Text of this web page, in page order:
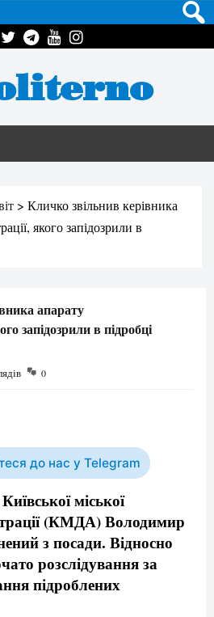
> Кличко звільнив керівника
якого запідозрили в
апарату
запідозрили в підробці
0
до нас у Telegram
міської
(КМДА) Володимир
з посади. Відносно
розслідування за
підроблених